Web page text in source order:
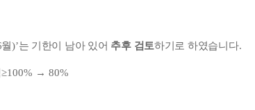
월)’는 기한이 남아 있어 추후 검토하기로 하였습니다.
≥100% → 80%